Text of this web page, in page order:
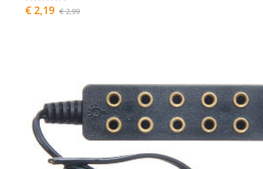
€ 2,19 € 2,99